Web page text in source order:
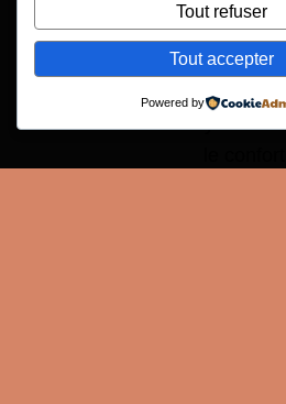
Tout refuser
Tout accepter
Powered by